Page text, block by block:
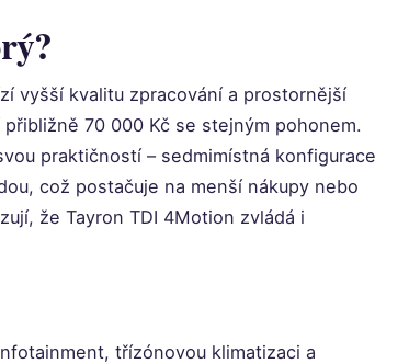
vyšší kvalitu zpracování a prostornější
70 000 Kč se stejným pohonem.
praktičností – sedmimístná konfigurace
což postačuje na menší nákupy nebo
že Tayron TDI 4Motion zvládá i
třízónovou klimatizaci a